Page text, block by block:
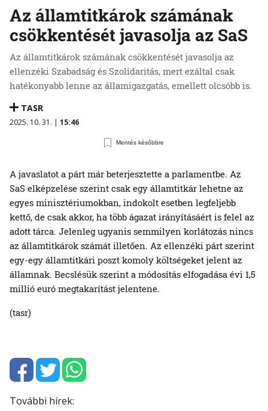
Az államtitkárok számának
csökkentését javasolja az SaS
Az államtitkárok számának csökkentését javasolja az
ellenzéki Szabadság és Szolidaritás, mert ezáltal csak
hatékonyabb lenne az államigazgatás, emellett olcsóbb is.
TASR
2025. 10. 31. | 15:46
Mentés későbbre
A javaslatot a párt már beterjesztette a parlamentbe. Az
SaS elképzelése szerint csak egy államtitkár lehetne az
egyes minisztériumokban, indokolt esetben legfeljebb
kettő, de csak akkor, ha több ágazat irányításáért is felel az
adott tárca. Jelenleg ugyanis semmilyen korlátozás nincs
az államtitkárok számát illetően. Az ellenzéki párt szerint
egy-egy államtitkári poszt komoly költségeket jelent az
államnak. Becslésük szerint a módosítás elfogadása évi 1,5
millió euró megtakarítást jelentene.
(tasr)
További hírek: